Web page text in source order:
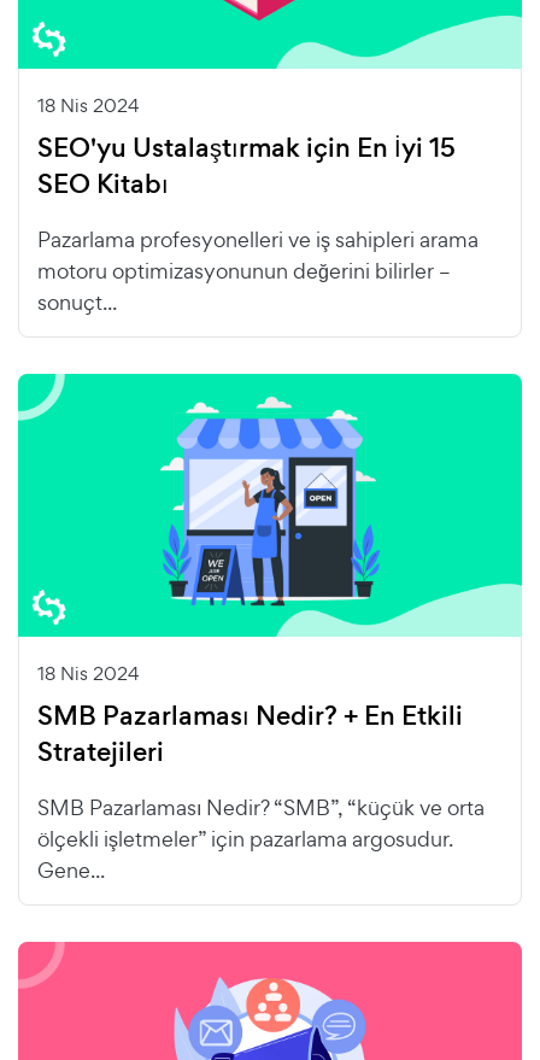
18 Nis 2024
SEO'yu Ustalaştırmak için En İyi 15
SEO Kitabı
Pazarlama profesyonelleri ve iş sahipleri arama
motoru optimizasyonunun değerini bilirler –
sonuçt...
18 Nis 2024
SMB Pazarlaması Nedir? + En Etkili
Stratejileri
SMB Pazarlaması Nedir? “SMB”, “küçük ve orta
ölçekli işletmeler” için pazarlama argosudur.
Gene...